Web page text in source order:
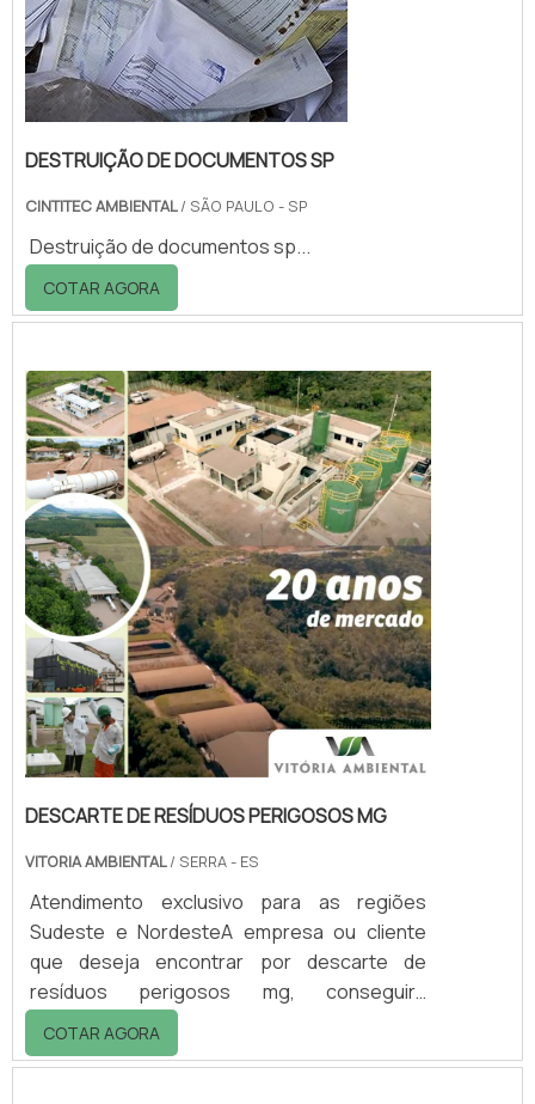
DESTRUIÇÃO DE DOCUMENTOS SP
CINTITEC AMBIENTAL/ SÃO PAULO - SP
Destruição de documentos sp...
COTAR AGORA
DESCARTE DE RESÍDUOS PERIGOSOS MG
VITORIA AMBIENTAL/ SERRA - ES
Atendimento exclusivo para as regiões
Sudeste e NordesteA empresa ou cliente
que deseja encontrar por descarte de
resíduos perigosos mg, conseguirá
encontrar no website da Vitória Ambiental.
Realizando uma cotação por meio da
COTAR AGORA